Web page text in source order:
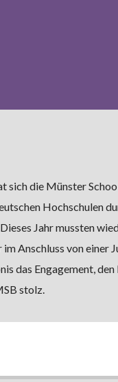
sich die Münster
Hochschulen
Jahr mussten
Anschluss von
das Engagement,
stolz.